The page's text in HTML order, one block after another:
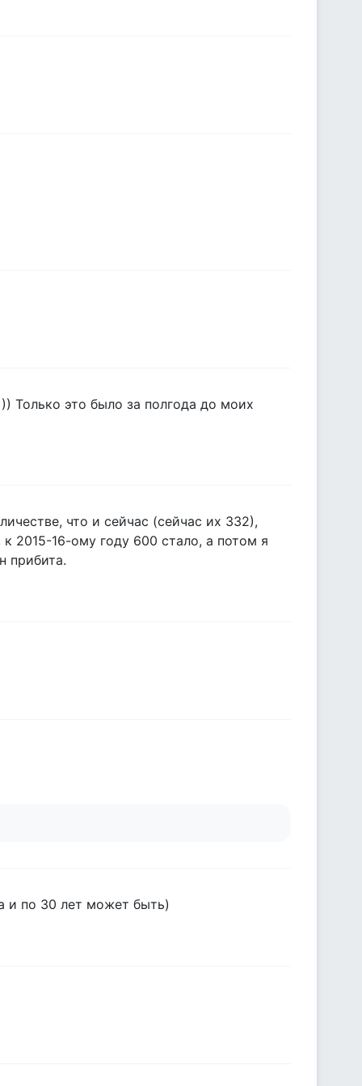
Только это было за полгода до моих
что и сейчас (сейчас их 332),
2015-16-ому году 600 стало, а потом я
прибита.
и по 30 лет может быть)